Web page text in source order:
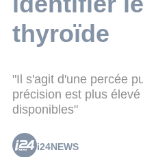
thyroïde
"Il s'agit d'une percée
précision est plus
disponibles"
i24NEWS